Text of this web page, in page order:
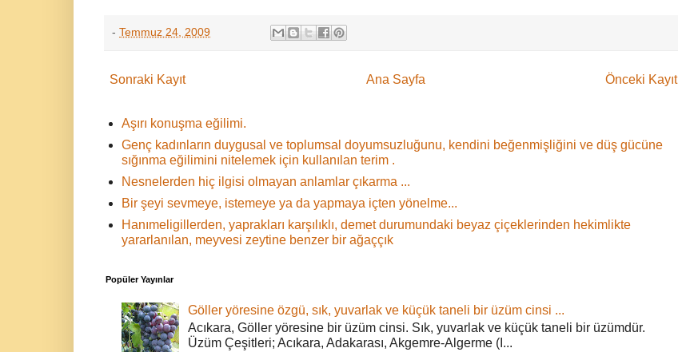
- Temmuz 24, 2009
Sonraki Kayıt Önceki Kayıt
Ana Sayfa
Aşırı konuşma eğilimi.
Genç kadınların duygusal ve toplumsal doyumsuzluğunu, kendini beğenmişliğini ve düş gücüne
sığınma eğilimini nitelemek için kullanılan terim .
Nesnelerden hiç ilgisi olmayan anlamlar çıkarma ...
Bir şeyi sevmeye, istemeye ya da yapmaya içten yönelme...
Hanımeligillerden, yaprakları karşılıklı, demet durumundaki beyaz çiçeklerinden hekimlikte
yararlanılan, meyvesi zeytine benzer bir ağaççık
Popüler Yayınlar
Göller yöresine özgü, sık, yuvarlak ve küçük taneli bir üzüm cinsi ...
Acıkara, Göller yöresine bir üzüm cinsi. Sık, yuvarlak ve küçük taneli bir üzümdür.
Üzüm Çeşitleri; Acıkara, Adakarası, Akgemre-Algerme (I...